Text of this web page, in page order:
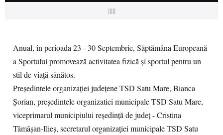
|||||
Anual, în perioada 23 - 30 Septembrie, Săptămâna Europeană
a Sportului promovează activitatea fizică și sportul pentru un
stil de viață sănătos.
Președintele organizației județene TSD Satu Mare, Bianca
Șorian, președintele organizatiei municipale TSD Satu Mare,
viceprimarul municipiului reședință de județ - Cristina
Tămășan-Ilieș, secretarul organizației municipale TSD Satu